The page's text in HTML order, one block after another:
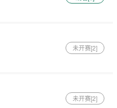
未开赛[2]
未开赛[2]